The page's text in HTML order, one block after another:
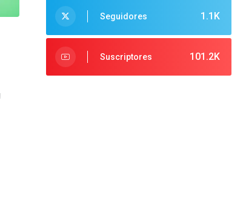
1.1K
Seguidores
101.2K
Suscriptores